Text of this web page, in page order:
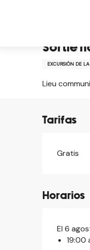
Sortie
EXCURSIÓN DE
Lieu
Tarifas
Gratis
Horarios
El 6
19:00